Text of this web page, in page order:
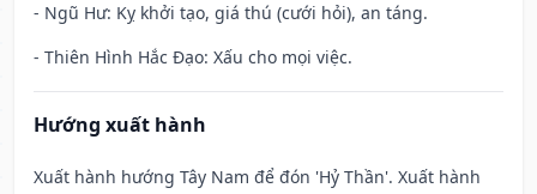
- Ngũ Hư: Kỵ khởi tạo, giá thú (cưới hỏi), an táng.
- Thiên Hình Hắc Đạo: Xấu cho mọi việc.
Hướng xuất hành
Xuất hành hướng Tây Nam để đón 'Hỷ Thần'. Xuất hành